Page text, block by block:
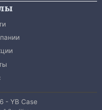
- YB Case